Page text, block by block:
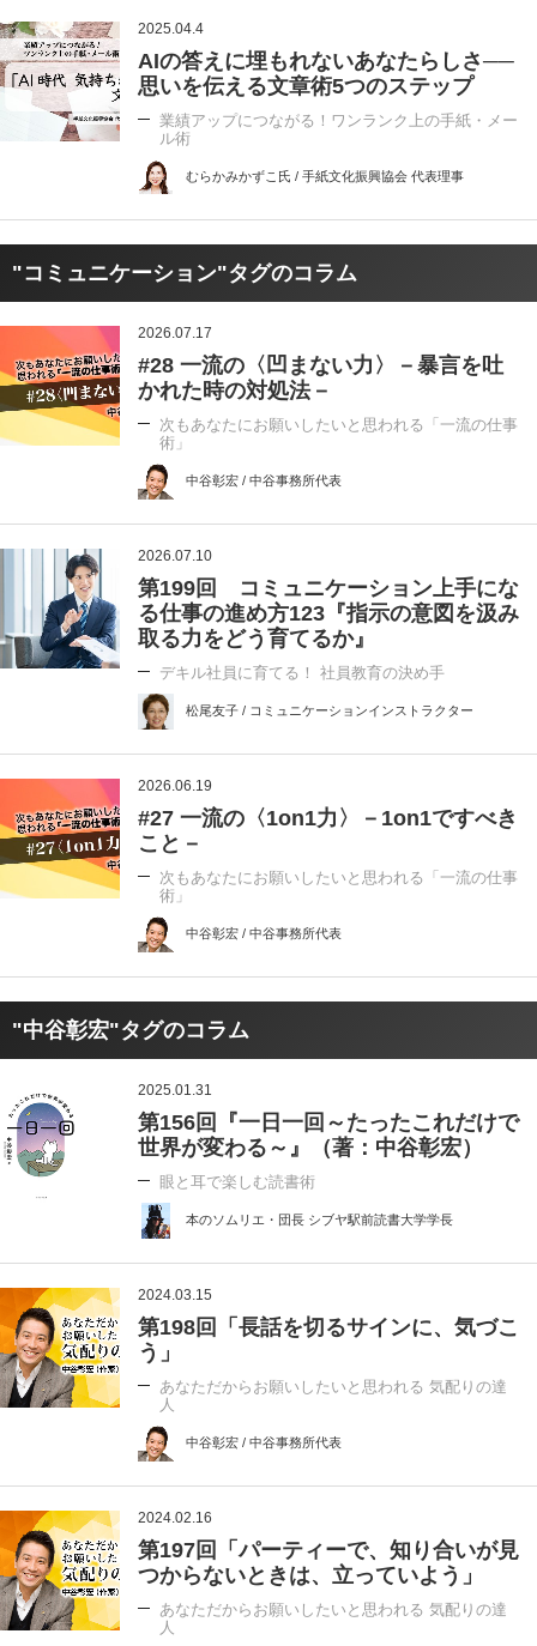
2025.04.4
AIの答えに埋もれないあなたらしさ──
思いを伝える文章術5つのステップ
業績アップにつながる！ワンランク上の手紙・メー
ル術
むらかみかずこ氏 / 手紙文化振興協会 代表理事
"コミュニケーション"タグのコラム
2026.07.17
#28 一流の〈凹まない力〉－暴言を吐
かれた時の対処法－
次もあなたにお願いしたいと思われる「一流の仕事
術」
中谷彰宏 / 中谷事務所代表
2026.07.10
第199回 コミュニケーション上手にな
る仕事の進め方123『指示の意図を汲み
取る力をどう育てるか』
デキル社員に育てる！ 社員教育の決め手
松尾友子 / コミュニケーションインストラクター
2026.06.19
#27 一流の〈1on1力〉－1on1ですべき
こと－
次もあなたにお願いしたいと思われる「一流の仕事
術」
中谷彰宏 / 中谷事務所代表
"中谷彰宏"タグのコラム
2025.01.31
第156回『一日一回～たったこれだけで
世界が変わる～』（著：中谷彰宏）
眼と耳で楽しむ読書術
本のソムリエ・団長 シブヤ駅前読書大学学長
2024.03.15
第198回「長話を切るサインに、気づこ
う」
あなただからお願いしたいと思われる 気配りの達
人
中谷彰宏 / 中谷事務所代表
2024.02.16
第197回「パーティーで、知り合いが見
つからないときは、立っていよう」
あなただからお願いしたいと思われる 気配りの達
人